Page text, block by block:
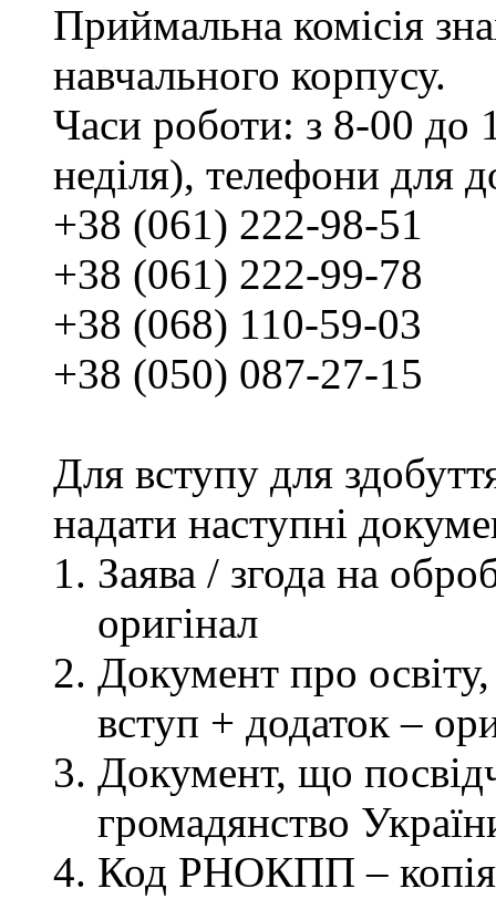
Приймальна комісія
навчального корпусу.
Часи роботи: з 8-00 до
неділя), телефони для
+38 (061) 222-98-51
+38 (061) 222-99-78
+38 (068) 110-59-03
+38 (050) 087-27-15
Для вступу для
надати наступні
Заява / згода на
оригінал
Документ про освіту,
вступ + додаток –
Документ, що
громадянство
Код РНОКПП – копія